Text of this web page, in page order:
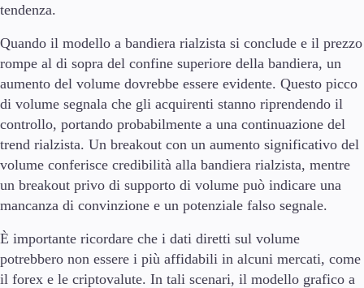
tendenza.
Quando il modello a bandiera rialzista si conclude e il prezzo
rompe al di sopra del confine superiore della bandiera, un
aumento del volume dovrebbe essere evidente. Questo picco
di volume segnala che gli acquirenti stanno riprendendo il
controllo, portando probabilmente a una continuazione del
trend rialzista. Un breakout con un aumento significativo del
volume conferisce credibilità alla bandiera rialzista, mentre
un breakout privo di supporto di volume può indicare una
mancanza di convinzione e un potenziale falso segnale.
È importante ricordare che i dati diretti sul volume
potrebbero non essere i più affidabili in alcuni mercati, come
il forex e le criptovalute. In tali scenari, il modello grafico a